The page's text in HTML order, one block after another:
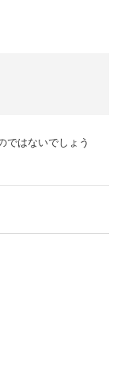
ではないでしょう